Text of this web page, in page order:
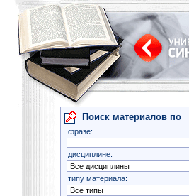
Поиск материалов по
фразе:
дисциплине:
типу материала: